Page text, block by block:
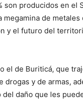
son producidos en el
de metales
y el futuro del
el de Buriticá, que
y de armas,
daño que les